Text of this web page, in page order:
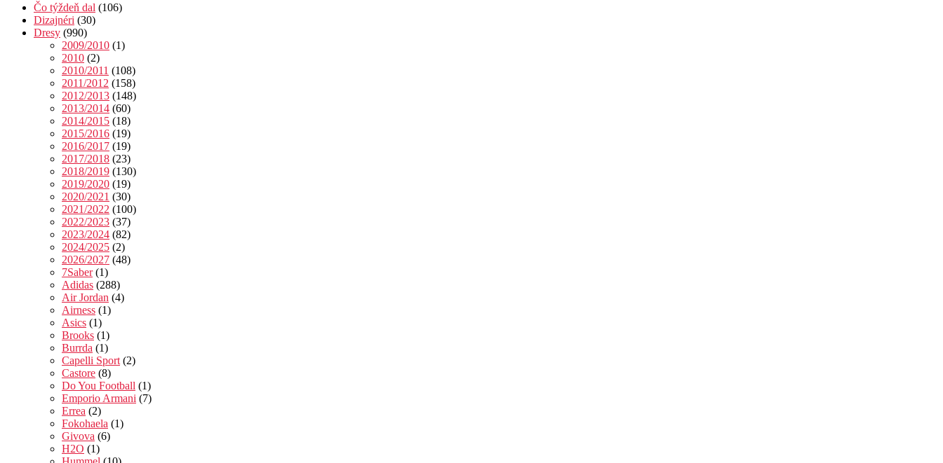
Čo týždeň dal (106)
Dizajnéri (30)
Dresy (990)
2009/2010 (1)
2010 (2)
2010/2011 (108)
2011/2012 (158)
2012/2013 (148)
2013/2014 (60)
2014/2015 (18)
2015/2016 (19)
2016/2017 (19)
2017/2018 (23)
2018/2019 (130)
2019/2020 (19)
2020/2021 (30)
2021/2022 (100)
2022/2023 (37)
2023/2024 (82)
2024/2025 (2)
2026/2027 (48)
7Saber(1)
Adidas (288)
Air Jordan (4)
Airness (1)
Asics (1)
Brooks (1)
Burrda (1)
Capelli Sport (2)
Castore (8)
Do You Football (1)
Emporio Armani (7)
Errea (2)
Fokohaela (1)
Givova (6)
H2O (1)